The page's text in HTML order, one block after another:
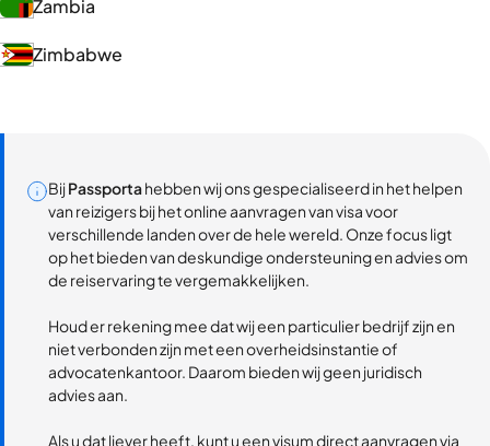
Zambia
Zimbabwe
BijPassportahebben wij ons gespecialiseerd in het helpen
van reizigers bij het online aanvragen van visa voor
verschillende landen over de hele wereld. Onze focus ligt
op het bieden van deskundige ondersteuning en advies om
de reiservaring te vergemakkelijken.
Houd er rekening mee dat wij een particulier bedrijf zijn en
niet verbonden zijn met een overheidsinstantie of
advocatenkantoor. Daarom bieden wij geen juridisch
advies aan.
Als u dat liever heeft, kunt u een visum direct aanvragen via